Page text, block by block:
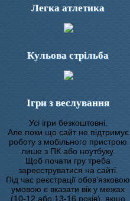
Легка атлетика
Кульова стрільба
Ігри з веслування
Усі ігри безкоштовні.
Але поки що сайт не підтримує
роботу з мобільного пристрою
лише з ПК або ноутбуку.
Щоб почати гру треба
зареєструватися на сайті.
Під час реєстрації обов'язковою
умовою є вказати вік у межах
(10-12 або 13-16 років), якщо